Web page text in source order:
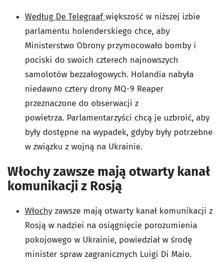
Według De Telegraafwiększość w niższej izbie
parlamentu holenderskiego chce, aby
Ministerstwo Obrony przymocowało bomby i
pociski do swoich czterech najnowszych
samolotów bezzałogowych. Holandia nabyła
niedawno cztery drony MQ-9 Reaper
przeznaczone do obserwacji z
powietrza. Parlamentarzyści chcą je uzbroić, aby
były dostępne na wypadek, gdyby były potrzebne
w związku z wojną na Ukrainie.
Włochy zawsze mają otwarty kanał
komunikacji z Rosją
Włochy zawsze mają otwarty kanał komunikacji z
Rosją w nadziei na osiągnięcie porozumienia
pokojowego w Ukrainie, powiedział w środę
minister spraw zagranicznych Luigi Di Maio.